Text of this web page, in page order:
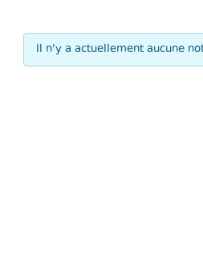
Il n'y a actuellement aucune